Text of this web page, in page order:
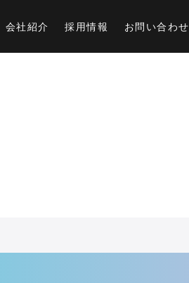
会社紹介 採用情報 お問い合わせ